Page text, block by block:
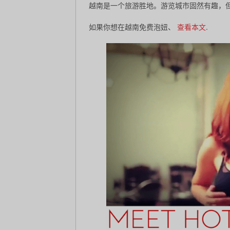
越南是一个旅游胜地。游览城市固然有趣
如果你想在越南免费泡妞、 查看本文.